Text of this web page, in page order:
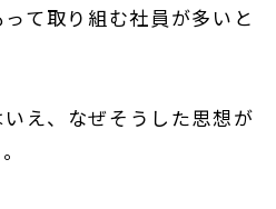
て取り組む社員が多いと
いえ、なぜそうした思想が